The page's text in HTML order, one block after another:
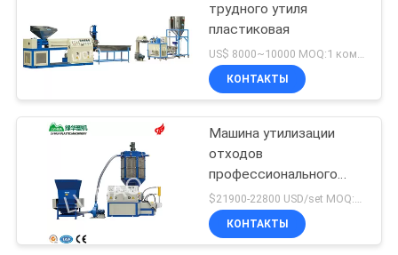
трудного утиля
пластиковая
US$ 8000~10000 MOQ:1 комплект
КОНТАКТЫ
Машина утилизации
отходов
профессионального
завода пластиковая
КОНТАКТЫ